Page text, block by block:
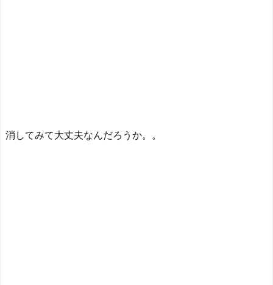
消してみて大丈夫なんだろうか。。